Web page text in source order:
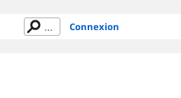
Connexion